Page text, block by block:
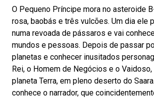
O Pequeno Príncipe mora no asteroide
rosa, baobás e três vulcões. Um dia ele
numa revoada de pássaros e vai
mundos e pessoas. Depois de passar
planetas e conhecer inusitados
Rei, o Homem de Negócios e o Vaidoso,
planeta Terra, em pleno deserto do
conhece o narrador, que